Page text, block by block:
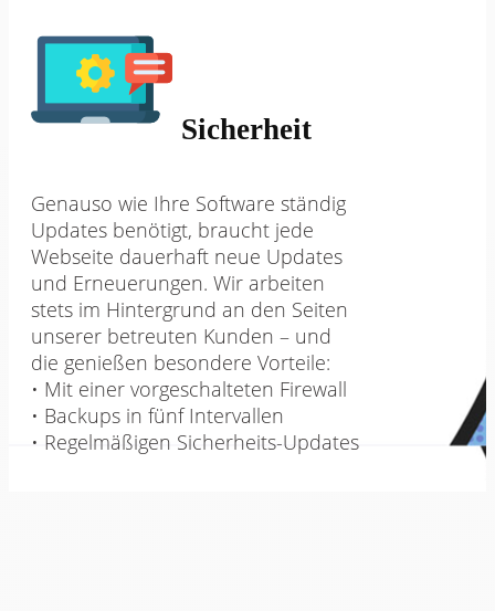
Sicherheit
Genauso wie Ihre Software ständig
Updates benötigt, braucht jede
Webseite dauerhaft neue Updates
und Erneuerungen. Wir arbeiten
stets im Hintergrund an den Seiten
unserer betreuten Kunden – und
die genießen besondere Vorteile:
• Mit einer vorgeschalteten Firewall
• Backups in fünf Intervallen
• Regelmäßigen Sicherheits-Updates